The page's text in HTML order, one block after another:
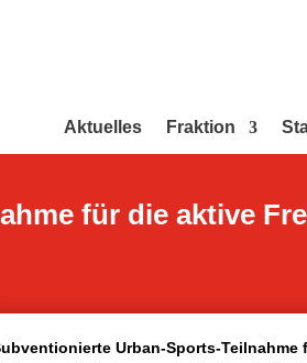
Aktuelles Fraktion
für die aktive
Urban-Sports-